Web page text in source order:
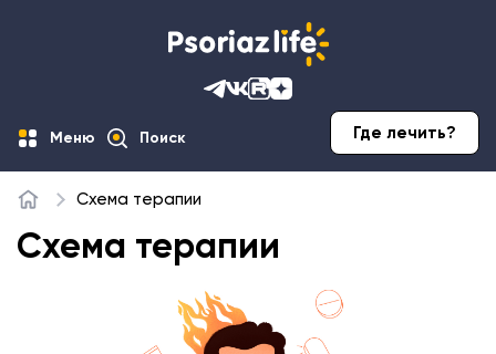
Меню Поиск Где лечить?
Главная Схема терапии
Схема терапии